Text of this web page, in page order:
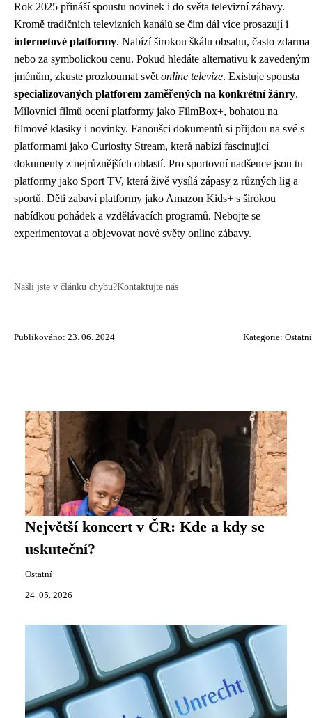
Rok 2025 přináší spoustu novinek i do světa televizní zábavy.
Kromě tradičních televizních kanálů se čím dál více prosazují i
internetové platformy. Nabízí širokou škálu obsahu, často zdarma
nebo za symbolickou cenu. Pokud hledáte alternativu k zavedeným
jménům, zkuste prozkoumat svět online televize. Existuje spousta
specializovaných platforem zaměřených na konkrétní žánry.
Milovníci filmů ocení platformy jako FilmBox+, bohatou na
filmové klasiky i novinky. Fanoušci dokumentů si přijdou na své s
platformami jako Curiosity Stream, která nabízí fascinující
dokumenty z nejrůznějších oblastí. Pro sportovní nadšence jsou tu
platformy jako Sport TV, která živě vysílá zápasy z různých lig a
sportů. Děti zabaví platformy jako Amazon Kids+ s širokou
nabídkou pohádek a vzdělávacích programů. Nebojte se
experimentovat a objevovat nové světy online zábavy.
Našli jste v článku chybu?Kontaktujte nás
Publikováno: 23. 06. 2024 Kategorie: Ostatní
Největší koncert v ČR: Kde a kdy se
uskuteční?
Ostatní
24. 05. 2026